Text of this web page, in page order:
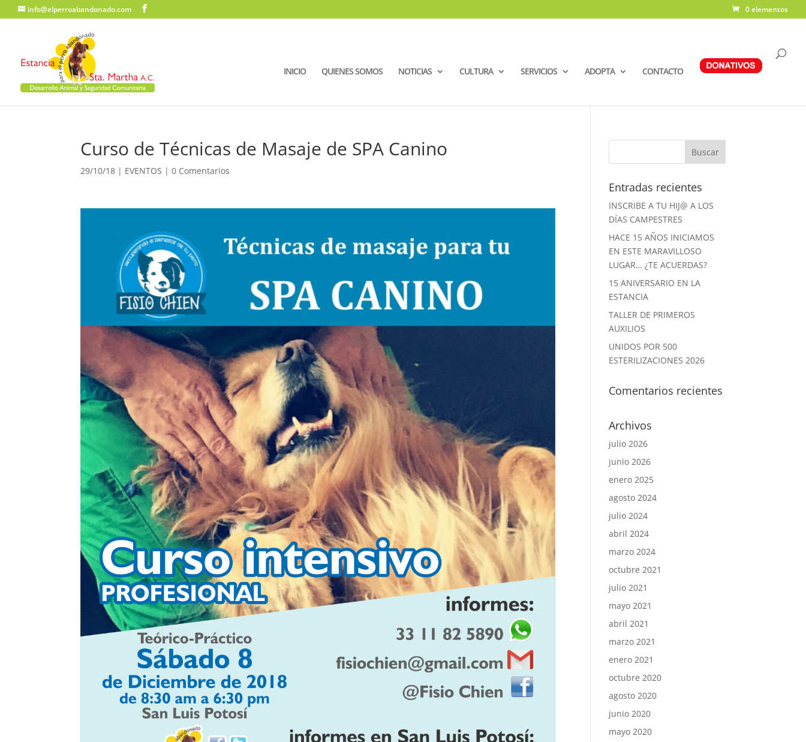
info@elperroabandonado.com 0 elementos
INICIO QUIENES SOMOS NOTICIAS CULTURA SERVICIOS ADOPTA CONTACTO
Curso de Técnicas de Masaje de SPA Canino
29/10/18 | EVENTOS |0 Comentarios
Entradas recientes
INSCRIBE A TU HIJ@ A LOS
DÍAS CAMPESTRES
HACE 15 AÑOS INICIAMOS
EN ESTE MARAVILLOSO
LUGAR… ¿TE ACUERDAS?
15 ANIVERSARIO EN LA
ESTANCIA
TALLER DE PRIMEROS
AUXILIOS
UNIDOS POR 500
ESTERILIZACIONES 2026
Comentarios recientes
Archivos
julio 2026
junio 2026
enero 2025
agosto 2024
julio 2024
abril 2024
marzo 2024
octubre 2021
julio 2021
mayo 2021
abril 2021
marzo 2021
enero 2021
octubre 2020
agosto 2020
junio 2020
mayo 2020